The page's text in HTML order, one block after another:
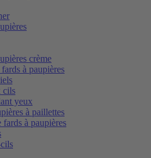
crème
à paupières
cils
yeux
à paillettes
fards à paupières